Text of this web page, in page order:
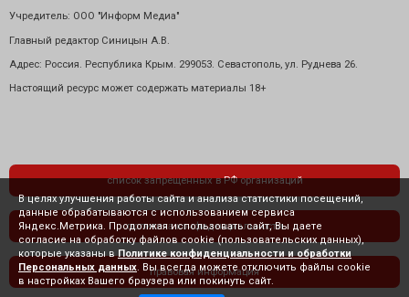
Учредитель: ООО "Информ Медиа"
Главный редактор Синицын А.В.
Адрес: Россия. Республика Крым. 299053. Севастополь, ул. Руднева 26.
Настоящий ресурс может содержать материалы 18+
список запрещенных в РФ организаций
политика конфиденциальности
правовая информация
В целях улучшения работы сайта и анализа статистики посещений,
данные обрабатываются с использованием сервиса
Яндекс.Метрика. Продолжая использовать сайт, Вы даете
согласие на обработку файлов cookie (пользовательских данных),
которые указаны в Политике конфиденциальности и обработки
Персональных данных . Вы всегда можете отключить файлы cookie
в настройках Вашего браузера или покинуть сайт.